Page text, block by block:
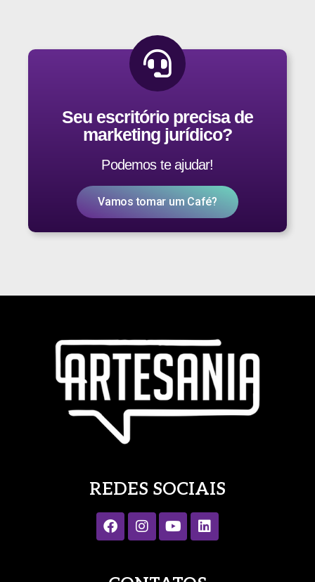
Seu escritório precisa de
marketing jurídico?
Podemos te ajudar!
Vamos tomar um Café?
REDES SOCIAIS